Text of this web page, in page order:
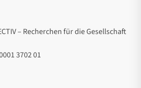
– Recherchen für die Gesellschaft
3702 01